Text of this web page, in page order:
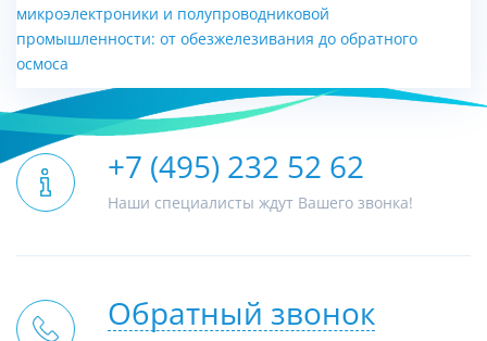
микроэлектроники и полупроводниковой
промышленности: от обезжелезивания до обратного
осмоса
+7 (495) 232 52 62
Наши специалисты ждут Вашего звонка!
Обратный звонок